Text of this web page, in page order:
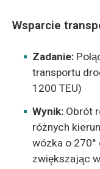
Wsparcie
Zadanie:
transportu
1200 TEU)
Wynik: Obrót
różnych
wózka o
zwiększając